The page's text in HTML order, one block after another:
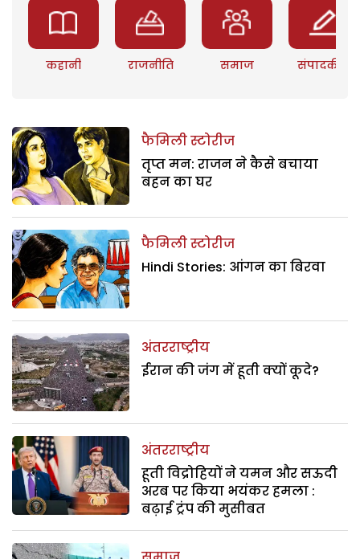
कहानी राजनीति समाज संपादकीय
फैमिली स्टोरीज
तृप्त मन: राजन ने कैसे बचाया
बहन का घर
फैमिली स्टोरीज
Hindi Stories: आंगन का बिरवा
अंतरराष्ट्रीय
ईरान की जंग में हूती क्यों कूदे?
अंतरराष्ट्रीय
हूती विद्रोहियों ने यमन और सऊदी
अरब पर किया भयंकर हमला :
बढ़ाई ट्रंप की मुसीबत